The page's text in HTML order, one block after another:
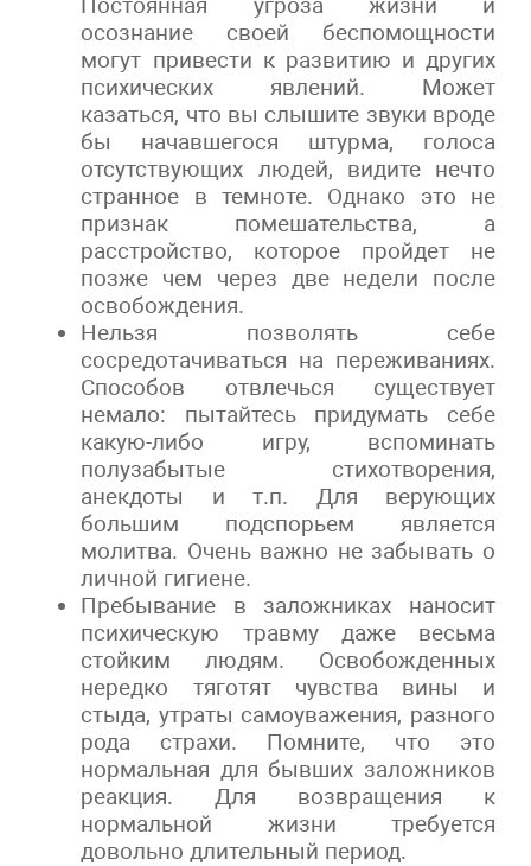
осознание своей беспомощности
могут привести к развитию и других
психических явлений. Может
казаться, что вы слышите звуки вроде
бы начавшегося штурма, голоса
отсутствующих людей, видите нечто
странное в темноте. Однако это не
признак помешательства, а
расстройство, которое пройдет не
позже чем через две недели после
освобождения.
Нельзя позволять себе
сосредотачиваться на переживаниях.
Способов отвлечься существует
немало: пытайтесь придумать себе
какую-либо игру, вспоминать
полузабытые стихотворения,
анекдоты и т.п. Для верующих
большим подспорьем является
молитва. Очень важно не забывать о
личной гигиене.
Пребывание в заложниках наносит
психическую травму даже весьма
стойким людям. Освобожденных
нередко тяготят чувства вины и
стыда, утраты самоуважения, разного
рода страхи. Помните, что это
нормальная для бывших заложников
реакция. Для возвращения к
нормальной жизни требуется
довольно длительный период.